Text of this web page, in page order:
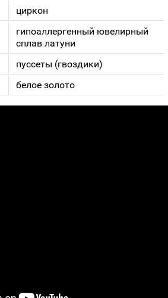
циркон
гипоаллергенный ювелирный
сплав латуни
пуссеты (гвоздики)
белое золото